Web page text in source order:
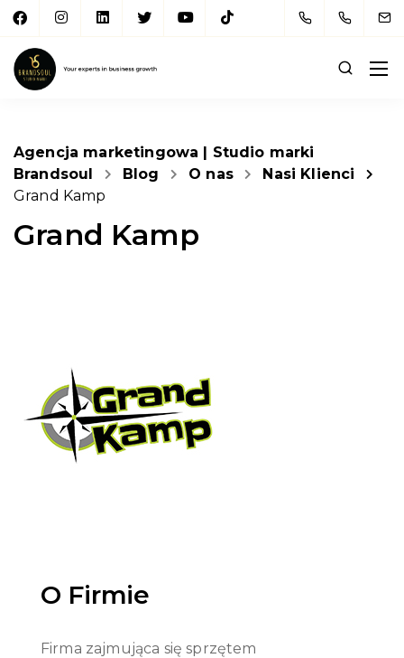
Agencja marketingowa | Studio marki
Brandsoul
Blog O nas
Nasi Klienci
Grand Kamp
Grand Kamp
O Firmie
Firma zajmująca się sprzętem